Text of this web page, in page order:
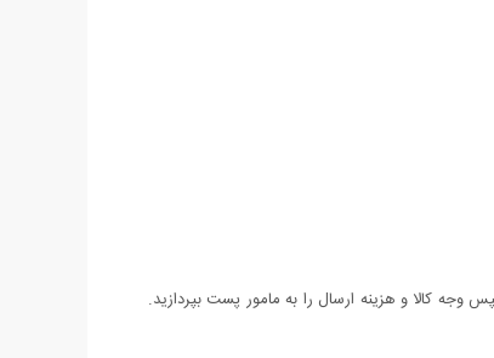
کالا و هزینه ارسال را به مامور پست بپردازید.